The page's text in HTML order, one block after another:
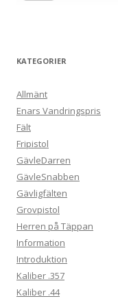
KATEGORIER
Allmänt
Enars Vandringspris
Fält
Fripistol
GävleDarren
GävleSnabben
Gävligfälten
Grovpistol
Herren på Täppan
Information
Introduktion
Kaliber .357
Kaliber .44